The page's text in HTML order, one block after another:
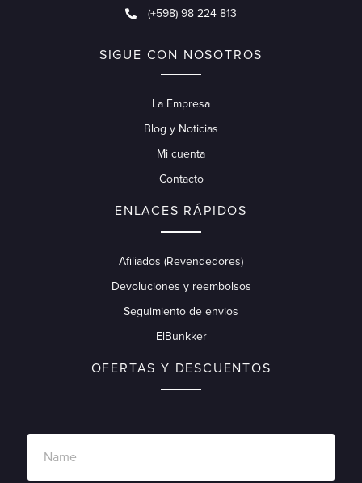
(+598) 98 224 813
SIGUE CON NOSOTROS
La Empresa
Blog y Noticias
Mi cuenta
Contacto
ENLACES RÁPIDOS
Afiliados (Revendedores)
Devoluciones y reembolsos
Seguimiento de envios
ElBunkker
OFERTAS Y DESCUENTOS